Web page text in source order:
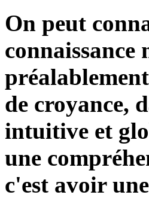
On peut
de croyance,
intuitive et
une
c'est avoir